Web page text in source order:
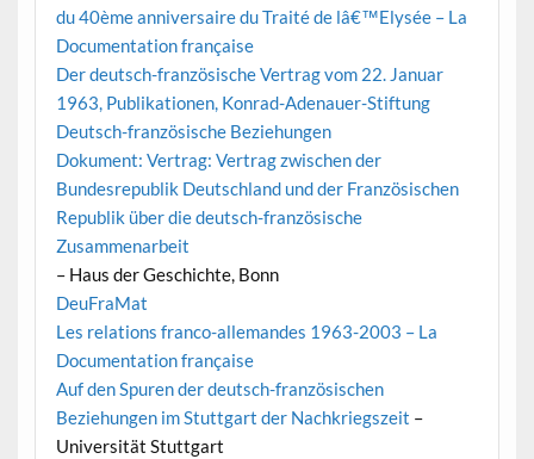
du 40ème anniversaire du Traité de lâ€™Elysée – La
Documentation française
Der deutsch-französische Vertrag vom 22. Januar
1963, Publikationen, Konrad-Adenauer-Stiftung
Deutsch-französische Beziehungen
Dokument: Vertrag: Vertrag zwischen der
Bundesrepublik Deutschland und der Französischen
Republik über die deutsch-französische
Zusammenarbeit
– Haus der Geschichte, Bonn
DeuFraMat
Les relations franco-allemandes 1963-2003 – La
Documentation française
Auf den Spuren der deutsch-französischen
Beziehungen im Stuttgart der Nachkriegszeit –
Universität Stuttgart